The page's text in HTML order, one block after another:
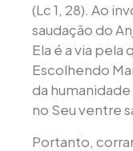
(Lc 1, 28). Ao
saudação do
Ela é a via pela
Escolhendo
da humanidade
no Seu ventre
Portanto,